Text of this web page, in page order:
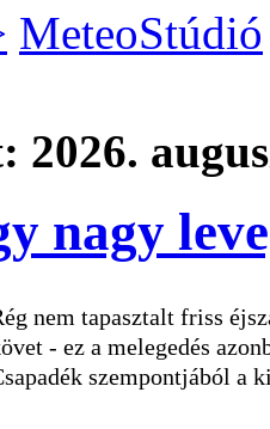
MeteoStúdió
2026.
nagy
nem tapasztalt friss
- ez a melegedés
szempontjából a